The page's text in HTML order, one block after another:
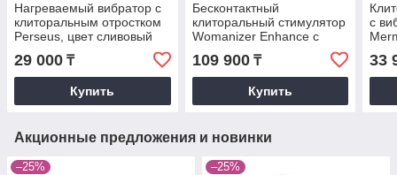
Нагреваемый вибратор с
клиторальным отростком
Perseus, цвет сливовый
(INFINITE collection)
29 000 ₸
Купить
Бесконтактный
клиторальный стимулятор
Womanizer Enhance с
вибрацией, черный
109 900₸
Купить
с
33
Акционные предложения и новинки
–25% –25%